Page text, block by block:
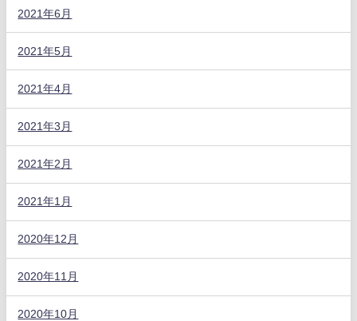
2021年6月
2021年5月
2021年4月
2021年3月
2021年2月
2021年1月
2020年12月
2020年11月
2020年10月